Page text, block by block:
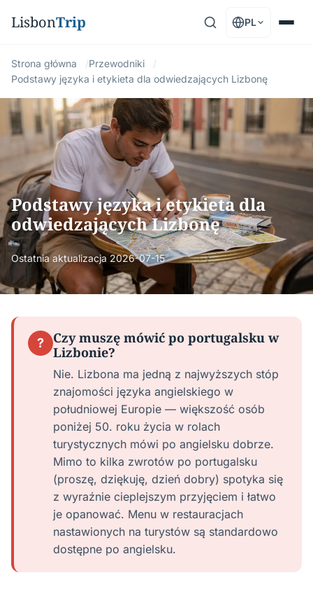
LisbonTrip PL
Strona główna
Przewodniki
Podstawy języka i etykieta dla odwiedzających Lizbonę
Podstawy języka i etykieta dla
odwiedzających Lizbonę
Ostatnia aktualizacja2026-07-15
?
Czy muszę mówić po portugalsku w
Lizbonie?
Nie. Lizbona ma jedną z najwyższych stóp
znajomości języka angielskiego w
południowej Europie — większość osób
poniżej 50. roku życia w rolach
turystycznych mówi po angielsku dobrze.
Mimo to kilka zwrotów po portugalsku
(proszę, dziękuję, dzień dobry) spotyka się
z wyraźnie cieplejszym przyjęciem i łatwo
je opanować. Menu w restauracjach
nastawionych na turystów są standardowo
dostępne po angielsku.